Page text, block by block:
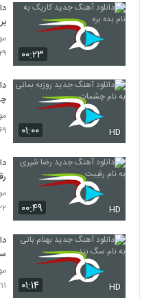
موزیک
پاشایی
۳۷۶ بازدید
آهنگ فاتح
۴۱۵ بازدید
موزیک
دربیدی
۲,۸۶۸ بازدید
دانلود
۳۶۷ بازدید
دانلود آهنگ
۴۱۹ بازدید
Aramesh
۰۰:۲۳
۲۲۹
۰۱:۰۰ HD
۲۶۹
۰۰:۴۹ HD
۲۲۲
۰۱:۱۴ HD
۳۱۱